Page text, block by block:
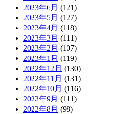
2023年6月 (121)
2023年5月 (127)
2023年4月 (118)
2023年3月 (111)
2023年2月 (107)
2023年1月 (119)
2022年12月 (130)
2022年11月 (131)
2022年10月 (116)
2022年9月 (111)
2022年8月 (98)